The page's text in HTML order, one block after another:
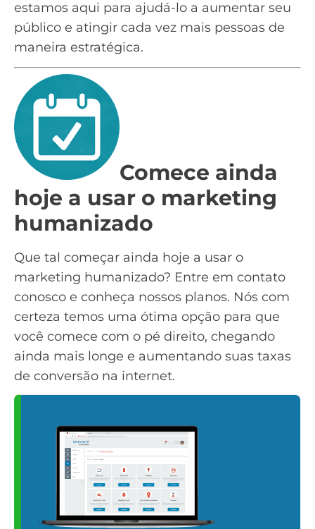
estamos aqui para ajudá-lo a aumentar seu
público e atingir cada vez mais pessoas de
maneira estratégica.
Comece ainda
hoje a usar o marketing
humanizado
Que tal começar ainda hoje a usar o
marketing humanizado? Entre em contato
conosco e conheça nossos planos. Nós com
certeza temos uma ótima opção para que
você comece com o pé direito, chegando
ainda mais longe e aumentando suas taxas
de conversão na internet.